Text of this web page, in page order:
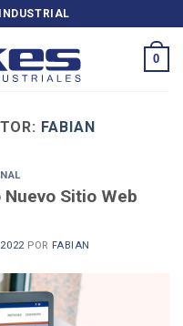
0
FABIAN
Sitio Web
POR FABIAN